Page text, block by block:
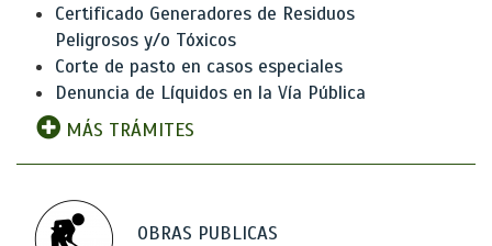
Certificado Generadores de Residuos
Peligrosos y/o Tóxicos
Corte de pasto en casos especiales
Denuncia de Líquidos en la Vía Pública
MÁS TRÁMITES
OBRAS PUBLICAS